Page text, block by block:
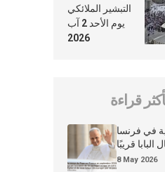
التبشير الملائكي
يوم الأحد 2 آب
2026
قراءة
في فرنسا
البابا قريبًا
8 May 2026